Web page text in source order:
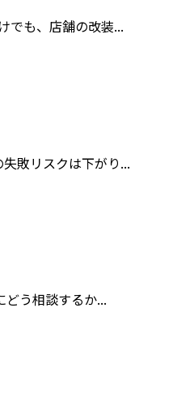
でも、店舗の改装...
敗リスクは下がり...
どう相談するか...